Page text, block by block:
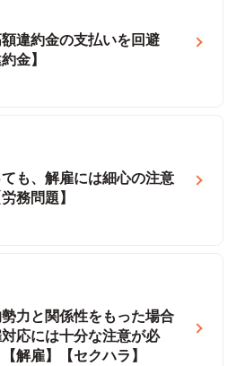
違約金の支払いを回避
金】
も、解雇には細心の注意
務問題】
力と関係性をもった場合
応には十分な注意が必
解雇】【セクハラ】